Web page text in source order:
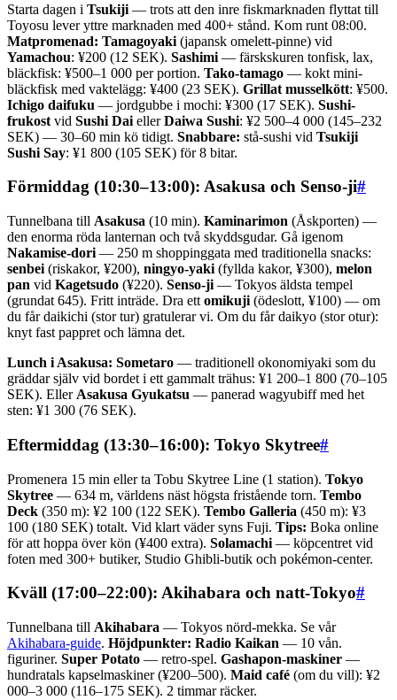
Starta dagen i Tsukiji — trots att den inre fiskmarknaden flyttat till
Toyosu lever yttre marknaden med 400+ stånd. Kom runt 08:00.
Matpromenad: Tamagoyaki (japansk omelett-pinne) vid
Yamachou: ¥200 (12 SEK). Sashimi — färskskuren tonfisk, lax,
bläckfisk: ¥500–1 000 per portion. Tako-tamago — kokt mini-
bläckfisk med vaktelägg: ¥400 (23 SEK). Grillat musselkött: ¥500.
Ichigo daifuku — jordgubbe i mochi: ¥300 (17 SEK). Sushi-
frukost vid Sushi Dai ellerDaiwa Sushi: ¥2 500–4 000 (145–232
SEK) — 30–60 min kö tidigt. Snabbare: stå-sushi vid Tsukiji
Sushi Say: ¥1 800 (105 SEK) för 8 bitar.
Förmiddag (10:30–13:00): Asakusa och Senso-ji#
Tunnelbana till Asakusa (10 min). Kaminarimon (Åskporten) —
den enorma röda lanternan och två skyddsgudar. Gå igenom
Nakamise-dori — 250 m shoppinggata med traditionella snacks:
senbei (riskakor, ¥200), ningyo-yaki (fyllda kakor, ¥300), melon
pan vid Kagetsudo (¥220). Senso-ji — Tokyos äldsta tempel
(grundat 645). Fritt inträde. Dra ett omikuji (ödeslott, ¥100) — om
du får daikichi (stor tur) gratulerar vi. Om du får daikyo (stor otur):
knyt fast pappret och lämna det.
Lunch i Asakusa: Sometaro — traditionell okonomiyaki som du
gräddar själv vid bordet i ett gammalt trähus: ¥1 200–1 800 (70–105
SEK). Eller Asakusa Gyukatsu — panerad wagyubiff med het
sten: ¥1 300 (76 SEK).
Eftermiddag (13:30–16:00): Tokyo Skytree#
Promenera 15 min eller ta Tobu Skytree Line (1 station). Tokyo
Skytree — 634 m, världens näst högsta fristående torn. Tembo
Deck (350 m): ¥2 100 (122 SEK). Tembo Galleria (450 m): ¥3
100 (180 SEK) totalt. Vid klart väder syns Fuji. Tips: Boka online
för att hoppa över kön (¥400 extra). Solamachi — köpcentret vid
foten med 300+ butiker, Studio Ghibli-butik och pokémon-center.
Kväll (17:00–22:00): Akihabara och natt-Tokyo#
Tunnelbana till Akihabara — Tokyos nörd-mekka. Se vår
Akihabara-guide. Höjdpunkter: Radio Kaikan — 10 vån.
figuriner. Super Potato — retro-spel. Gashapon-maskiner —
hundratals kapselmaskiner (¥200–500). Maid café (om du vill): ¥2
000–3 000 (116–175 SEK). 2 timmar räcker.